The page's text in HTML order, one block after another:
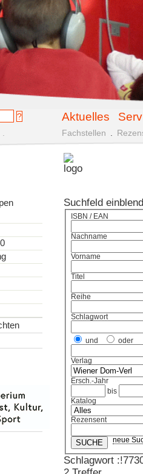
Aktuelles
Fachstellen
Suchfeld
ISBN / EAN
Nachname
Vorname
Titel
Reihe
Schlagwort
und oder
Verlag
Ersch.-Jahr
bis
Katalog
Rezensent
neue
Schlagwort